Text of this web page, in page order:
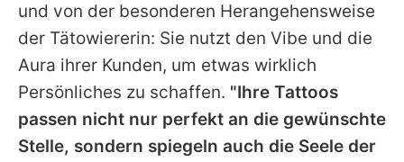
und von der besonderen Herangehensweise
der Tätowiererin: Sie nutzt den Vibe und die
Aura ihrer Kunden, um etwas wirklich
Persönliches zu schaffen. "Ihre Tattoos
passen nicht nur perfekt an die gewünschte
Stelle, sondern spiegeln auch die Seele der